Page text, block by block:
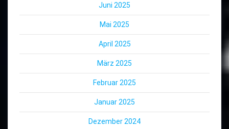
Juni 2025
Mai 2025
April 2025
März 2025
Februar 2025
Januar 2025
Dezember 2024